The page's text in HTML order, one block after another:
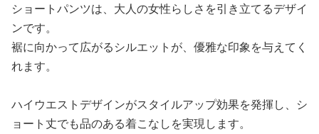
ショートパンツは、大人の女性らしさを引き立てるデザイ
ンです。
裾に向かって広がるシルエットが、優雅な印象を与えてく
れます。
ハイウエストデザインがスタイルアップ効果を発揮し、シ
ョート丈でも品のある着こなしを実現します。